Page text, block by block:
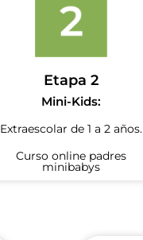
Etapa 2
Mini-Kids:
Extraescolar de 1 a 2 años.
Curso online padres
minibabys